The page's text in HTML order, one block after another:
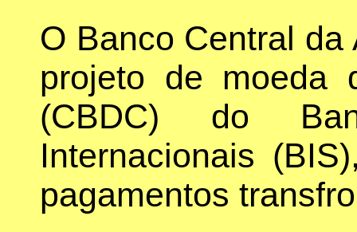
O Banco Central
projeto de moeda
(CBDC) do
Internacionais
pagamentos